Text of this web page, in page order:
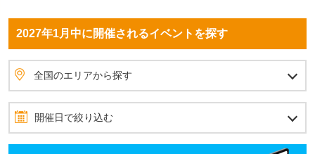
2027年1月中に開催されるイベントを探す
全国のエリアから探す
全国のエリアから探す
北海道・東北
北海道
青森県
岩手県
秋田県
宮城県
山形県
福島県
北関東
茨城県
栃木県
群馬県
首都圏
埼玉県
東京都
神奈川県
千葉県
甲信越
山梨県
長野県
新潟県
北陸
石川県
富山県
福井県
東海
愛知県
静岡県
岐阜県
三重県
関西
大阪府
兵庫県
京都府
滋賀県
奈良県
和歌山県
四国
愛媛県
香川県
高知県
徳島県
中国
岡山県
広島県
島根県
鳥取県
山口県
九州・沖縄
福岡県
佐賀県
長崎県
熊本県
大分県
宮崎県
鹿児島県
沖縄県
開催日で絞り込む
2027年1月 2月